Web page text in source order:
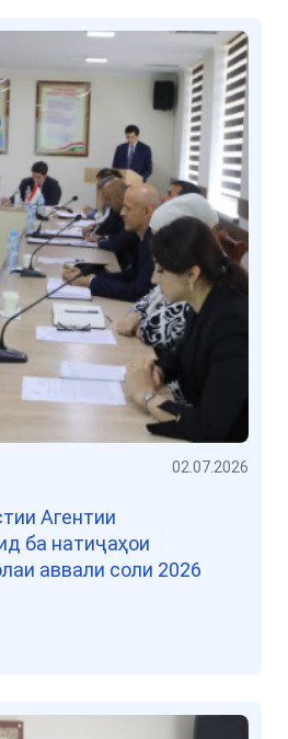
02.07.2026
Агентии
ба натиҷаҳои
аввали соли 2026